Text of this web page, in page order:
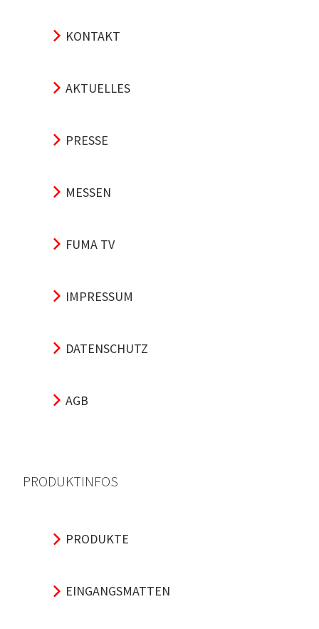
KONTAKT
AKTUELLES
PRESSE
MESSEN
FUMA TV
IMPRESSUM
DATENSCHUTZ
AGB
PRODUKTINFOS
PRODUKTE
EINGANGSMATTEN